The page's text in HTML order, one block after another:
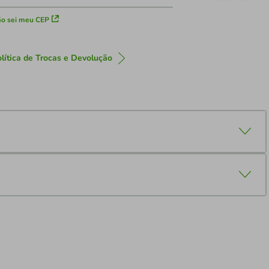
sei meu CEP
de Trocas e Devolução